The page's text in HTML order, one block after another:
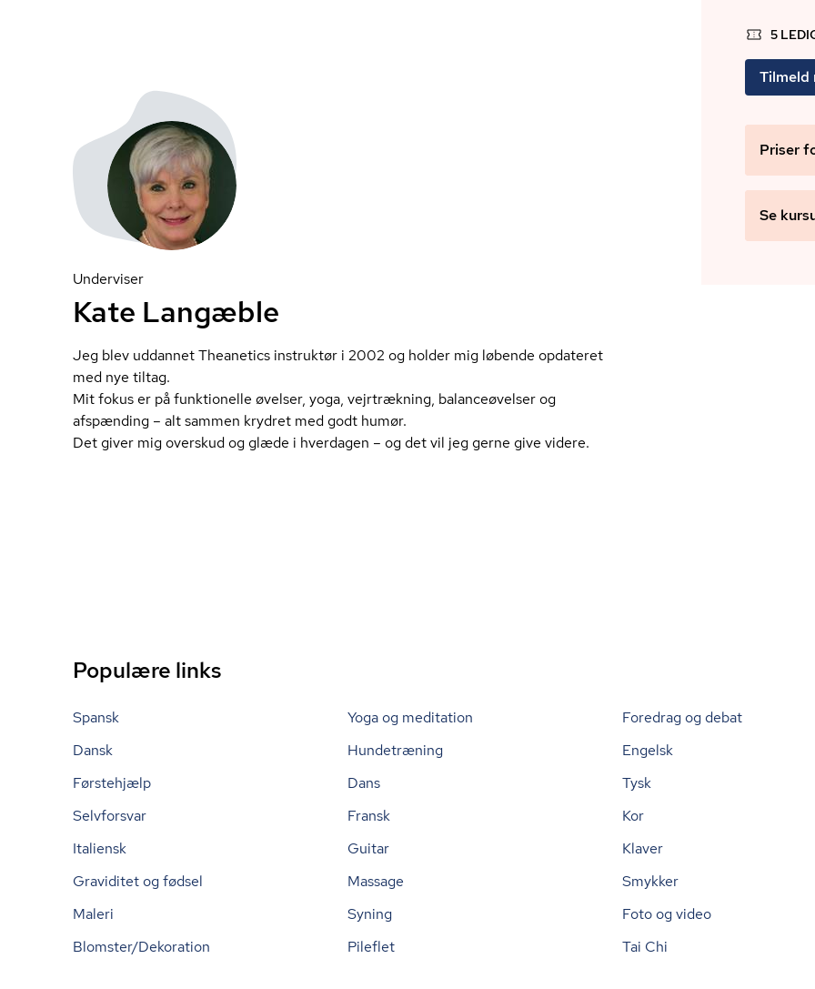
5
Tilmeld
Priser
Se
Underviser
Kate Langæble
Jeg blev uddannet Theanetics instruktør i 2002 og holder mig løbende opdateret
med nye tiltag.
Mit fokus er på funktionelle øvelser, yoga, vejrtrækning, balanceøvelser og
afspænding – alt sammen krydret med godt humør.
Det giver mig overskud og glæde i hverdagen – og det vil jeg gerne give videre.
Populære links
Spansk Yoga og meditation Foredrag og debat
Dansk
Hundetræning Engelsk
Førstehjælp
Dans Tysk
Selvforsvar
Fransk Kor
Italiensk
Guitar Klaver
Graviditet og fødsel
Massage Smykker
Maleri
Syning Foto og video
Blomster/Dekoration
Pileflet Tai Chi